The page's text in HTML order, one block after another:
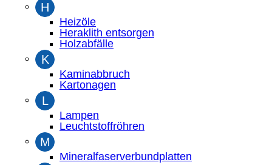
H
Heizöle
Heraklith entsorgen
Holzabfälle
K
Kaminabbruch
Kartonagen
L
Lampen
Leuchtstoffröhren
M
Mineralfaserverbundplatten